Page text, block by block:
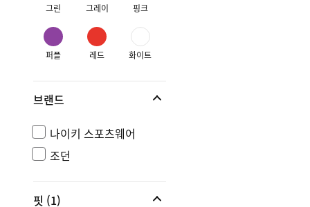
그린 그레이 핑크
퍼플 레드 화이트
브랜드
나이키 스포츠웨어
조던
핏 (1)